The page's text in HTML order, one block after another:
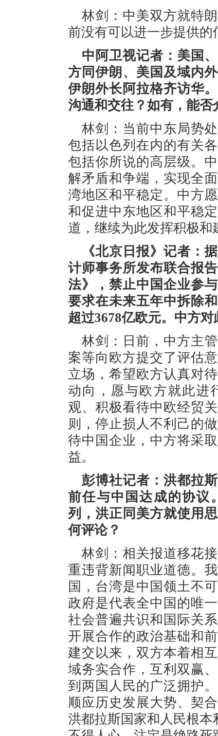
林剑：中美双方就特
前没有可以进一步提供的
中阿卫视记者：美国
方同伊朗、美国及域内
伊朗外长阿拉格齐访华
沟通和交往？如有，能否
林剑：当前中东局势
包括以色列在内的有关
包括你所说的高层级。
解矛盾和争端，实现全
湾地区和平稳定。中方
和促进中东地区和平稳
道，继续为此发挥积极和
《北京日报》记者：
计师事务所发布联合报
法》，禁止中国企业参
要求在未来五年中拆除
超过3678亿欧元。中方
林剑：日前，中方主
案等向欧方提交了评估
立场，希望欧方认真对
动向，愿与欧方就此进
观、积极看待中欧经贸
则，停止损人不利己的
待中国企业，中方将采
益。
彭博社记者：洪都拉
前任与中国达成的协议
列，洪正同美方就使用
何评论？
林剑：相关报道移花
重违背新闻职业道德。
国，台湾是中国领土不
政府是代表全中国的唯
社会普遍共识和国际关
开展合作的政治基础和
建交以来，双方本着相
域务实合作，互利双赢
到两国人民的广泛拥护
顺应历史发展大势、契
洪都拉斯国家和人民根本